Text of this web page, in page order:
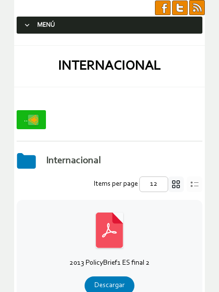
MENÚ
INTERNACIONAL
..
Internacional
Items per page
2013 PolicyBrief1 ES final 2
Descargar